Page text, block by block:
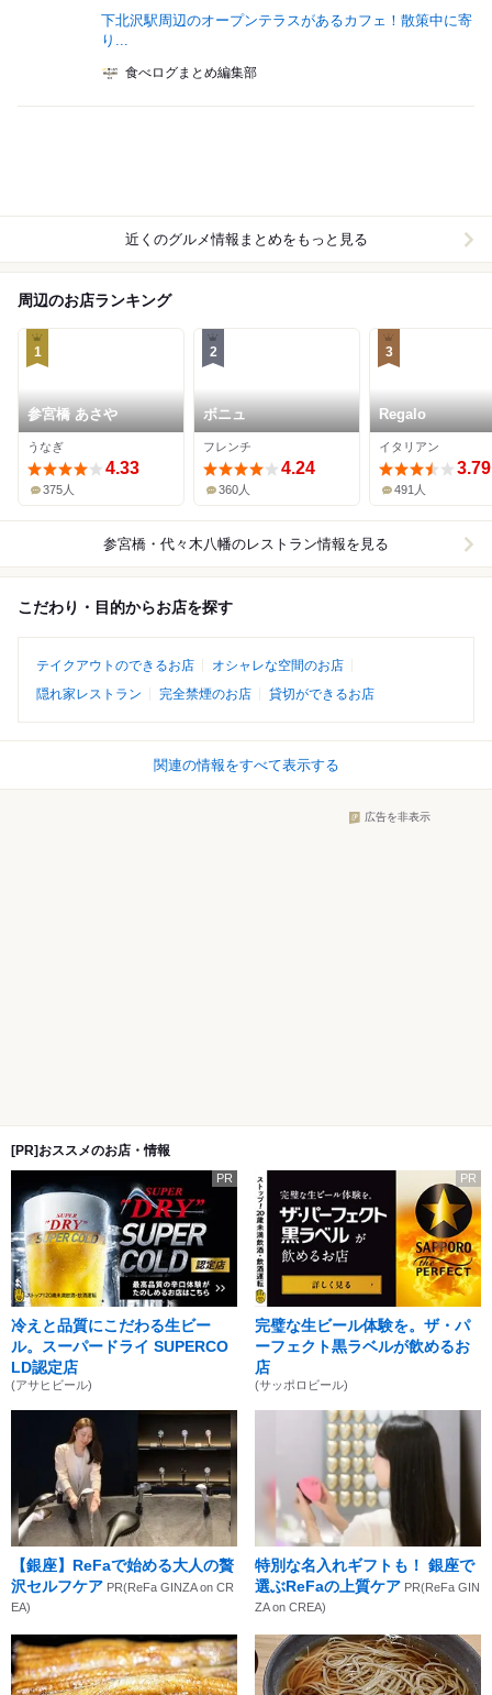
下北沢駅周辺のオープンテラスがあるカフェ！散策中に寄
り...
食べログまとめ編集部
近くのグルメ情報まとめをもっと見る
周辺のお店ランキング
1
参宮橋 あさや
うなぎ
4.33
375人
2
ボニュ
フレンチ
4.24
360人
3
Regalo
イタリアン
3.79
491人
参宮橋・代々木八幡のレストラン情報を見る
こだわり・目的からお店を探す
テイクアウトのできるお店
オシャレな空間のお店
隠れ家レストラン
完全禁煙のお店 貸切ができるお店
関連の情報をすべて表示する
広告を非表示
[PR]おススメのお店・情報
PR
冷えと品質にこだわる生ビー
ル。スーパードライ SUPERCO
LD認定店
(アサヒビール)
PR
完璧な生ビール体験を。ザ・パ
ーフェクト黒ラベルが飲めるお
店
(サッポロビール)
【銀座】ReFaで始める大人の贅
沢セルフケア PR(ReFa GINZA on CR
EA)
特別な名入れギフトも！ 銀座で
選ぶReFaの上質ケア PR(ReFa GIN
ZA on CREA)